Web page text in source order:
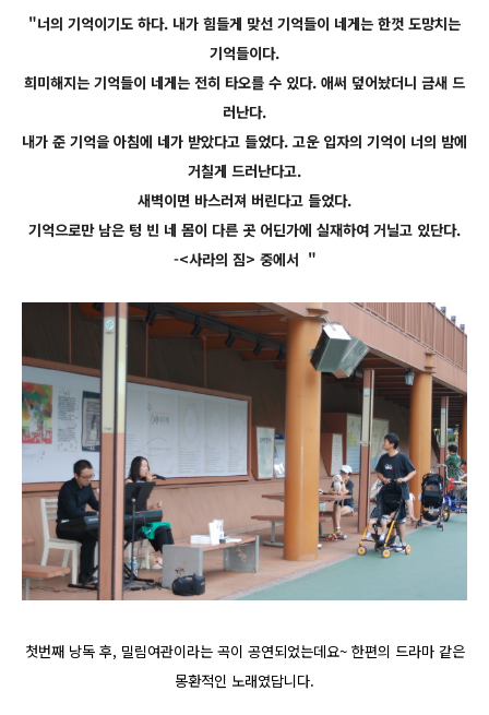
"너의 기억이기도 하다. 내가 힘들게 맞선 기억들이 네게는 한껏 도망치는
기억들이다.
희미해지는 기억들이 네게는 전히 타오를 수 있다. 애써 덮어놨더니 금새 드
러난다.
내가 준 기억을 아침에 네가 받았다고 들었다. 고운 입자의 기억이 너의 밤에
거칠게 드러난다고.
새벽이면 바스러져 버린다고 들었다.
기억으로만 남은 텅 빈 네 몸이 다른 곳 어딘가에 실재하여 거닐고 있단다.
-<사라의 짐> 중에서 "
첫번째 낭독 후, 밀림여관이라는 곡이 공연되었는데요~한편의 드라마 같은
몽환적인 노래였답니다.